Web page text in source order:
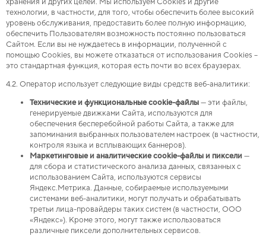
технологии, в частности, для того, чтобы обеспечить более высокий
уровень обслуживания, предоставить более полную информацию,
обеспечить Пользователям возможность постоянно пользоваться
Сайтом. Если вы не нуждаетесь в информации, полученной с
помощью Сookies, вы можете отказаться от использования Сookies –
это стандартная функция, которая есть почти во всех браузерах.
4.2. Оператор использует следующие виды средств веб-аналитики:
Технические и функциональные cookie-файлы— эти файлы,
генерируемые движками Сайта, используются для
обеспечения бесперебойной работы Сайта, а также для
запоминания выбранных пользователем настроек (в частности,
контроля языка и всплывающих баннеров).
Маркетинговые и аналитические cookie-файлы и пиксели—
для сбора и статистического анализа данных, связанных с
использованием Сайта, используются сервисы
Яндекс.Метрика. Данные, собираемые используемыми
системами веб-аналитики, могут получать и обрабатывать
третьи лица-провайдеры таких систем (в частности, ООО
«Яндекс»). Кроме этого, могут также использоваться
различные пиксели дополнительных сервисов.